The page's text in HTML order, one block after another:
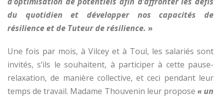
du quotidien et développer nos capacités de
résilience et de Tuteur de résilience. »
Une fois par mois, à Vilcey et à Toul, les salariés sont
invités, s’ils le souhaitent, à participer à cette pause-
relaxation, de manière collective, et ceci pendant leur
temps de travail. Madame Thouvenin leur propose « un